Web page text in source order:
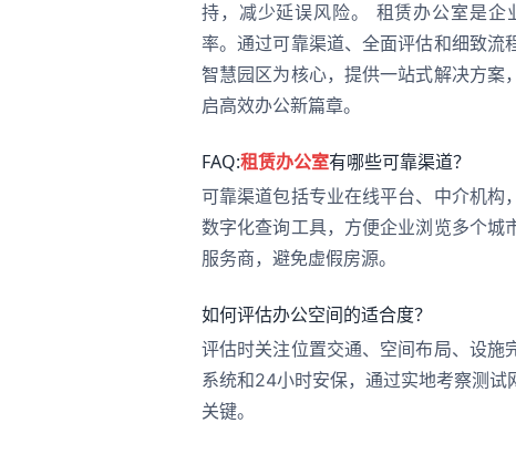
持，减少延误风险。 租赁办公室是
率。通过可靠渠道、全面评估和细致流
智慧园区为核心，提供一站式解决方案
启高效办公新篇章。
FAQ:租赁办公室有哪些可靠渠道？
可靠渠道包括专业在线平台、中介机
数字化查询工具，方便企业浏览多个城
服务商，避免虚假房源。
如何评估办公空间的适合度？
评估时关注位置交通、空间布局、设施
系统和24小时安保，通过实地考察测
关键。